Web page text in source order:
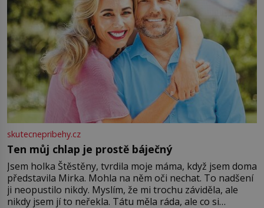
skutecnepribehy.cz
Ten můj chlap je prostě báječný
Jsem holka Štěstěny, tvrdila moje máma, když jsem doma
představila Mirka. Mohla na něm oči nechat. To nadšení
ji neopustilo nikdy. Myslím, že mi trochu záviděla, ale
nikdy jsem jí to neřekla. Tátu měla ráda, ale co si